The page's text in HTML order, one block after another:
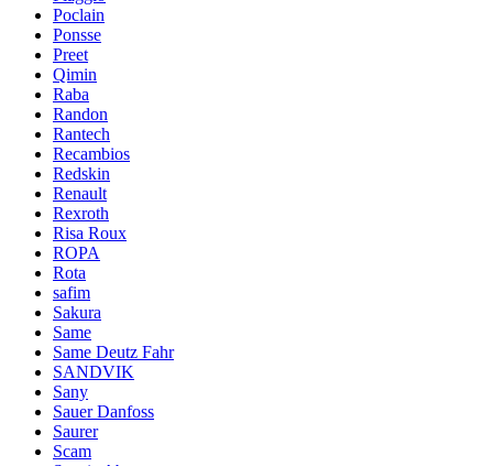
Poclain
Ponsse
Preet
Qimin
Raba
Randon
Rantech
Recambios
Redskin
Renault
Rexroth
Risa Roux
ROPA
Rota
safim
Sakura
Same
Same Deutz Fahr
SANDVIK
Sany
Sauer Danfoss
Saurer
Scam